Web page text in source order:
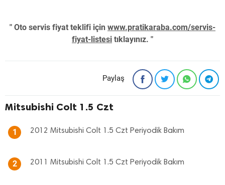
" Oto servis fiyat teklifi için www.pratikaraba.com/servis-
fiyat-listesi tıklayınız. "
Paylaş
Mitsubishi Colt 1.5 Czt
1 2012 Mitsubishi Colt 1.5 Czt Periyodik Bakım
2 2011 Mitsubishi Colt 1.5 Czt Periyodik Bakım